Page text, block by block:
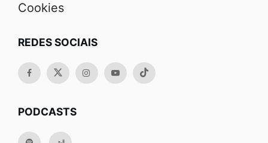
Cookies
REDES SOCIAIS
PODCASTS